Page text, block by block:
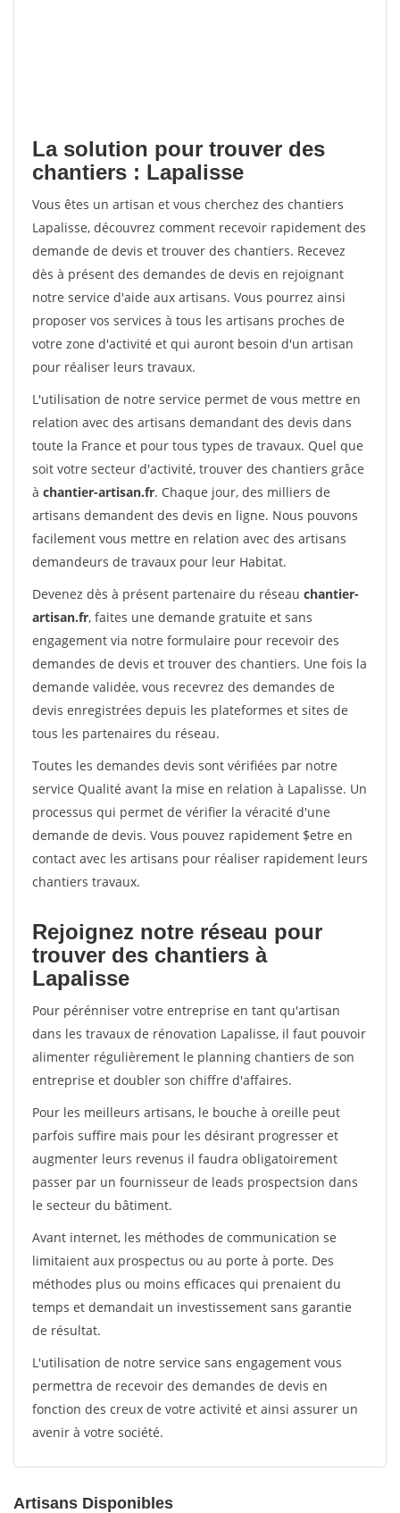
La solution pour trouver des
chantiers : Lapalisse
Vous êtes un artisan et vous cherchez des chantiers
Lapalisse, découvrez comment recevoir rapidement des
demande de devis et trouver des chantiers. Recevez
dès à présent des demandes de devis en rejoignant
notre service d'aide aux artisans. Vous pourrez ainsi
proposer vos services à tous les artisans proches de
votre zone d'activité et qui auront besoin d'un artisan
pour réaliser leurs travaux.
L'utilisation de notre service permet de vous mettre en
relation avec des artisans demandant des devis dans
toute la France et pour tous types de travaux. Quel que
soit votre secteur d'activité, trouver des chantiers grâce
à chantier-artisan.fr. Chaque jour, des milliers de
artisans demandent des devis en ligne. Nous pouvons
facilement vous mettre en relation avec des artisans
demandeurs de travaux pour leur Habitat.
Devenez dès à présent partenaire du réseau chantier-
artisan.fr, faites une demande gratuite et sans
engagement via notre formulaire pour recevoir des
demandes de devis et trouver des chantiers. Une fois la
demande validée, vous recevrez des demandes de
devis enregistrées depuis les plateformes et sites de
tous les partenaires du réseau.
Toutes les demandes devis sont vérifiées par notre
service Qualité avant la mise en relation à Lapalisse. Un
processus qui permet de vérifier la véracité d'une
demande de devis. Vous pouvez rapidement $etre en
contact avec les artisans pour réaliser rapidement leurs
chantiers travaux.
Rejoignez notre réseau pour
trouver des chantiers à
Lapalisse
Pour pérénniser votre entreprise en tant qu'artisan
dans les travaux de rénovation Lapalisse, il faut pouvoir
alimenter régulièrement le planning chantiers de son
entreprise et doubler son chiffre d'affaires.
Pour les meilleurs artisans, le bouche à oreille peut
parfois suffire mais pour les désirant progresser et
augmenter leurs revenus il faudra obligatoirement
passer par un fournisseur de leads prospectsion dans
le secteur du bâtiment.
Avant internet, les méthodes de communication se
limitaient aux prospectus ou au porte à porte. Des
méthodes plus ou moins efficaces qui prenaient du
temps et demandait un investissement sans garantie
de résultat.
L'utilisation de notre service sans engagement vous
permettra de recevoir des demandes de devis en
fonction des creux de votre activité et ainsi assurer un
avenir à votre société.
Artisans Disponibles